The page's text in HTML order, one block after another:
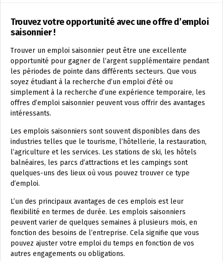
Trouvez votre opportunité avec une offre d’emploi
saisonnier !
Trouver un emploi saisonnier peut être une excellente
opportunité pour gagner de l’argent supplémentaire pendant
les périodes de pointe dans différents secteurs. Que vous
soyez étudiant à la recherche d’un emploi d’été ou
simplement à la recherche d’une expérience temporaire, les
offres d’emploi saisonnier peuvent vous offrir des avantages
intéressants.
Les emplois saisonniers sont souvent disponibles dans des
industries telles que le tourisme, l’hôtellerie, la restauration,
l’agriculture et les services. Les stations de ski, les hôtels
balnéaires, les parcs d’attractions et les campings sont
quelques-uns des lieux où vous pouvez trouver ce type
d’emploi.
L’un des principaux avantages de ces emplois est leur
flexibilité en termes de durée. Les emplois saisonniers
peuvent varier de quelques semaines à plusieurs mois, en
fonction des besoins de l’entreprise. Cela signifie que vous
pouvez ajuster votre emploi du temps en fonction de vos
autres engagements ou obligations.